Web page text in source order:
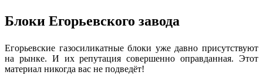
Блоки Егорьевского завода
Егорьевские газосиликатные блоки уже давно присутствуют
на рынке. И их репутация совершенно оправданная. Этот
материал никогда вас не подведёт!